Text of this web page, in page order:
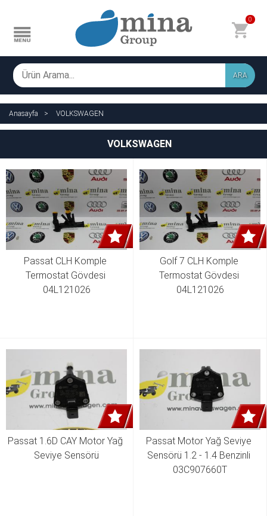
0
ARA
Anasayfa VOLKSWAGEN
VOLKSWAGEN
Passat CLH Komple
Termostat Gövdesi
04L121026
Golf 7 CLH Komple
Termostat Gövdesi
04L121026
Passat 1.6D CAY Motor Yağ
Seviye Sensörü
Passat Motor Yağ Seviye
Sensörü 1.2 - 1.4 Benzinli
03C907660T